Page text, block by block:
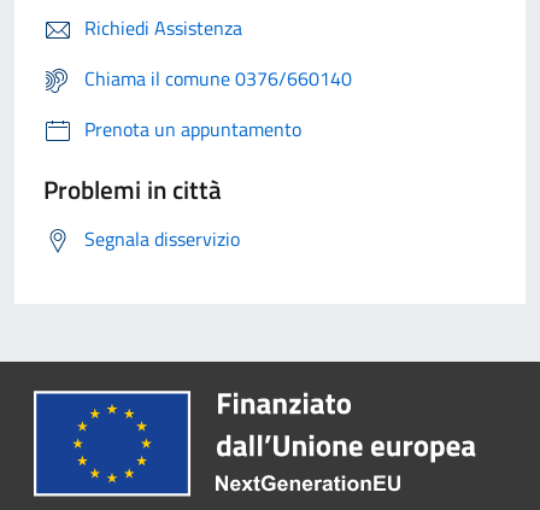
Richiedi Assistenza
Chiama il comune 0376/660140
Prenota un appuntamento
Problemi in città
Segnala disservizio